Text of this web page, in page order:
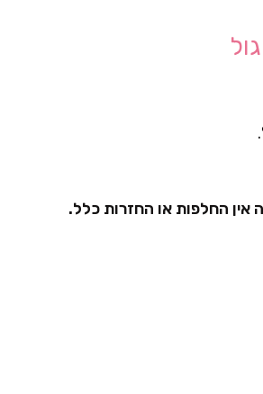
אין החלפות או החזרות כלל.